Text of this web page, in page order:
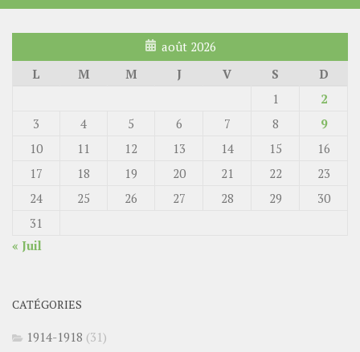
août 2026
L
M M J V S
D
1
2
3
4 5 6 7 8
9
10
11 12 13 14 15
16
17
18 19 20 21 22
23
24
25 26 27 28 29
30
31
« Juil
CATÉGORIES
1914-1918 (31)